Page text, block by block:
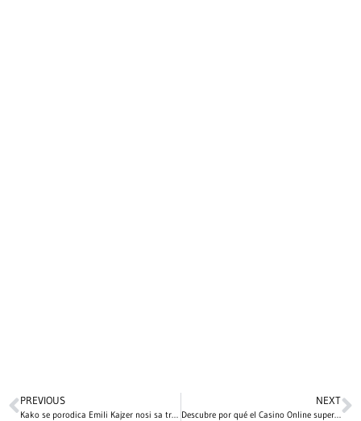
PREVIOUS NEXT
Descubre por qué el Casino Online supera a los casinos tradicionales